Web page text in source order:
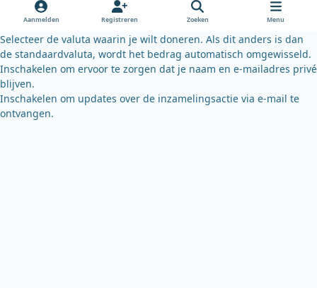
k
y
Aanmelden Registreren Zoeken Menu
Selecteer de valuta waarin je wilt doneren. Als dit anders is dan
de standaardvaluta, wordt het bedrag automatisch omgewisseld.
Inschakelen om ervoor te zorgen dat je naam en e-mailadres privé
blijven.
Inschakelen om updates over de inzamelingsactie via e-mail te
ontvangen.